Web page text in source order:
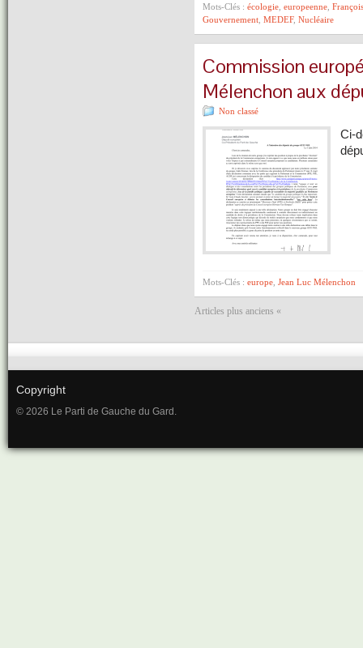
Mots-Clés : écologie europeenne
Gouvernement MEDEF, Nucléaire
Commission
Mélenchon aux
Non classé
Ci-
Mots-Clés : europe Jean Luc Mélenchon
Articles plus anciens «
Copyright
© 2026 Le Parti de Gauche du Gard.